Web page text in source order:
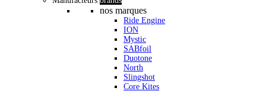
nos marques
Ride Engine
ION
Mystic
SABfoil
Duotone
North
Slingshot
Core Kites